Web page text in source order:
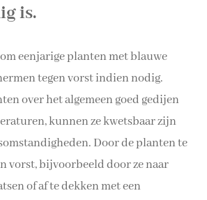
is.
eenjarige planten met blauwe
tegen vorst indien nodig.
over het algemeen goed gedijen
kunnen ze kwetsbaar zijn
Door de planten te
vorst, bijvoorbeeld door ze naar
of af te dekken met een